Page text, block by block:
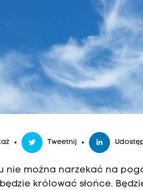
Tweetnij
nie można narzekać na
królować słońce.